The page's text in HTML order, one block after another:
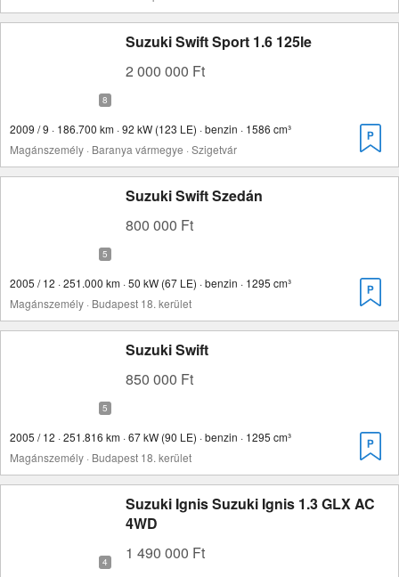
Suzuki Swift Sport 1.6 125le
2 000 000 Ft
2009 / 9 · 186.700 km · 92 kW (123 LE) · benzin · 1586 cm³
Magánszemély · Baranya vármegye · Szigetvár
Suzuki Swift Szedán
800 000 Ft
2005 / 12 · 251.000 km · 50 kW (67 LE) · benzin · 1295 cm³
Magánszemély · Budapest 18. kerület
Suzuki Swift
850 000 Ft
2005 / 12 · 251.816 km · 67 kW (90 LE) · benzin · 1295 cm³
Magánszemély · Budapest 18. kerület
Suzuki Ignis Suzuki Ignis 1.3 GLX AC
4WD
1 490 000 Ft